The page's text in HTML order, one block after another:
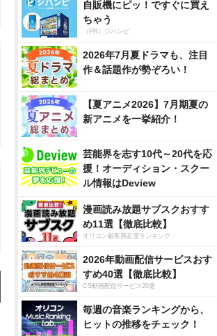
自販機にピッ！ですぐに買え
ちゃう
（PR）ジハンピ
2026年7月夏ドラマも、注目
作＆話題作が勢ぞろい！
【夏アニメ2026】7月期夏の
新アニメを一挙紹介！
芸能界を志す10代～20代を応
援！オーディション・スクー
ル情報はDeview
漫画読み放題サブスクおすす
め11選【徹底比較】
オリコン顧客満足度ランキング
2026年動画配信サービスおす
すめ40選【徹底比較】
CS動画配信サービス20選
毎週の音楽ランキングから、
ヒットの推移をチェック！